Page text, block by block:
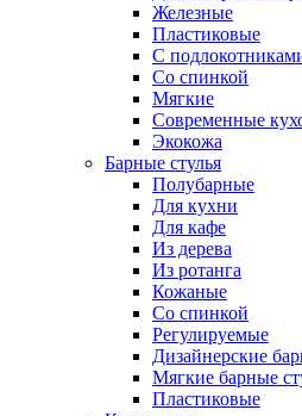
Железные
Пластиковые
С
Со спинкой
Мягкие
Современные
Экокожа
Барные стулья
Полубарные
Для кухни
Для кафе
Из дерева
Из ротанга
Кожаные
Со спинкой
Регулируемые
Дизайнерские
Мягкие барные
Пластиковые